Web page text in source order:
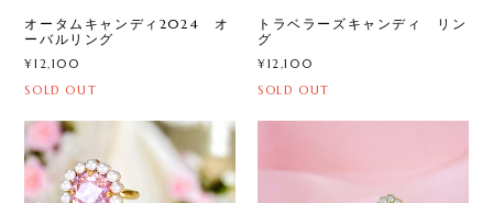
オータムキャンディ2024 オ
ーバルリング
¥12,100
SOLD OUT
トラベラーズキャンディ リン
グ
¥12,100
SOLD OUT